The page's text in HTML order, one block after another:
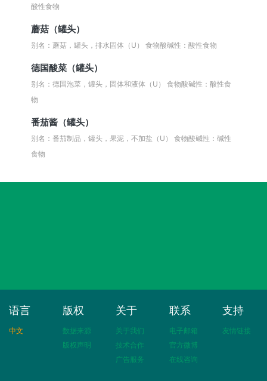
酸性食物
蘑菇（罐头）
别名：蘑菇，罐头，排水固体（U）食物酸碱性：酸性食物
德国酸菜（罐头）
别名：德国泡菜，罐头，固体和液体（U）食物酸碱性：酸性食
物
番茄酱（罐头）
别名：番茄制品，罐头，果泥，不加盐（U）食物酸碱性：碱性
食物
语言
中文
版权
数据来源
版权声明
关于
关于我们
技术合作
广告服务
联系
电子邮箱
官方微博
在线咨询
支持
友情链接